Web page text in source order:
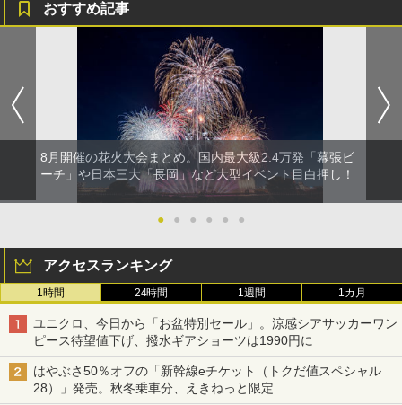
おすすめ記事
8月開催の花火大会まとめ。国内最大級2.4万発「幕張ビ
ーチ」や日本三大「長岡」など大型イベント目白押し！
● ● ● ● ● ●
アクセスランキング
1時間 24時間 1週間 1カ月
ユニクロ、今日から「お盆特別セール」。涼感シアサッカーワン
ピース待望値下げ、撥水ギアショーツは1990円に
はやぶさ50％オフの「新幹線eチケット（トクだ値スペシャル
28）」発売。秋冬乗車分、えきねっと限定